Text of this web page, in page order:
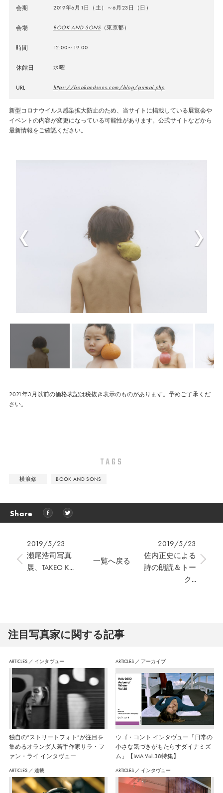
会期 2019年6月1日（土）～6月23日（日）
会場 BOOK AND SONS（東京都）
時間 12:00～19:00
休館日 水曜
URL https://bookandsons.com/blog/primal.php
新型コロナウイルス感染拡大防止のため、当サイトに掲載している展覧会や
イベントの内容が変更になっている可能性があります。公式サイトなどから
最新情報をご確認ください。
2021年3月以前の価格表記は税抜き表示のものがあります。予めご了承くだ
さい。
TAGS
横浪修 BOOK AND SONS
Share
2019/5/23
瀬尾浩司写真
展、TAKEO K...
2019/5/23
佐内正史による
詩の朗読＆トー
ク...
一覧へ戻る
注⽬写真家に関する記事
ARTICLES ／ インタヴュー
独自の“ストリートフォト”が注目を
集めるオランダ人若手作家サラ・フ
ァン・ライ インタヴュー
ARTICLES ／ アーカイブ
ウゴ・コント インタヴュー「日常の
小さな気づきがもたらすダイナミズ
ム」【IMA Vol.38特集】
ARTICLES ／ 連載 ARTICLES ／ インタヴュー